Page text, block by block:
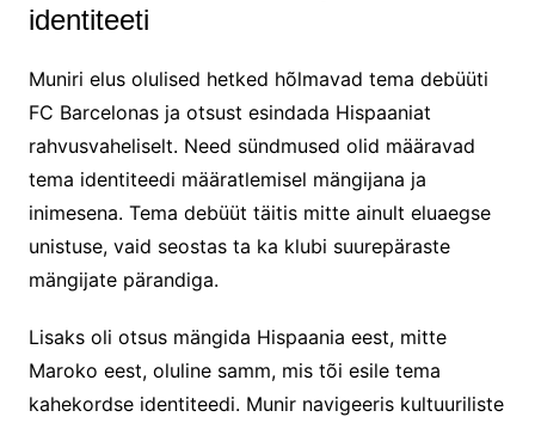
identiteeti
Muniri elus olulised hetked hõlmavad tema debüüti
FC Barcelonas ja otsust esindada Hispaaniat
rahvusvaheliselt. Need sündmused olid määravad
tema identiteedi määratlemisel mängijana ja
inimesena. Tema debüüt täitis mitte ainult eluaegse
unistuse, vaid seostas ta ka klubi suurepäraste
mängijate pärandiga.
Lisaks oli otsus mängida Hispaania eest, mitte
Maroko eest, oluline samm, mis tõi esile tema
kahekordse identiteedi. Munir navigeeris kultuuriliste